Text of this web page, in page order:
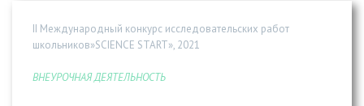
II Международный конкурс исследовательских работ
школьников»SCIENCE START», 2021
ВНЕУРОЧНАЯ ДЕЯТЕЛЬНОСТЬ